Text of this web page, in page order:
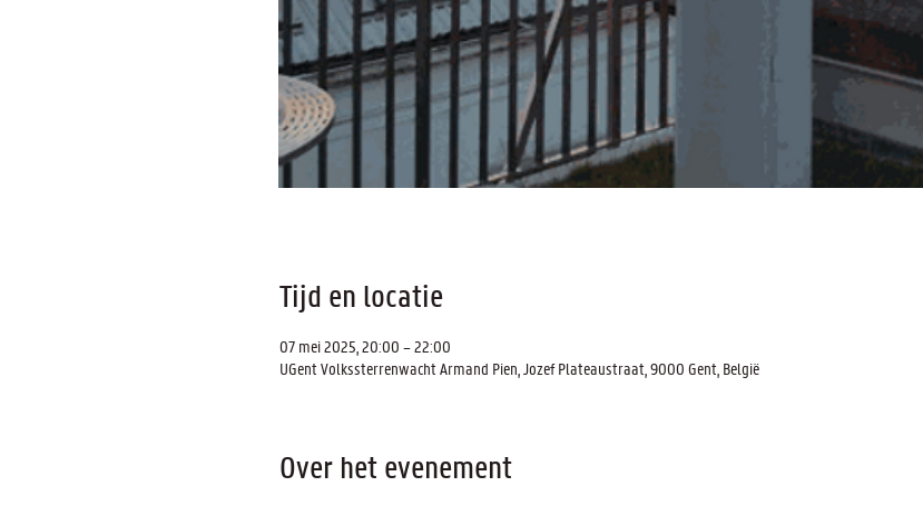
Tijd en locatie
07 mei 2025, 20:00 – 22:00
UGent Volkssterrenwacht Armand Pien, Jozef Plateaustraat, 9000 Gent, België
Over het evenement